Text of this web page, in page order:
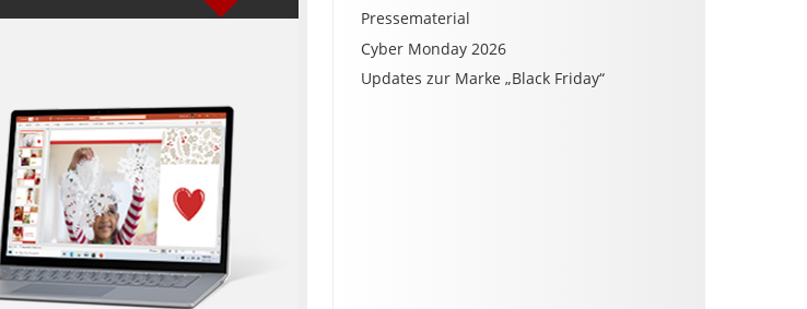
Pressematerial
Cyber Monday 2026
Updates zur Marke „Black Friday“